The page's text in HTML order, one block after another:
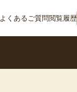
よくあるご質問閲覧履歴